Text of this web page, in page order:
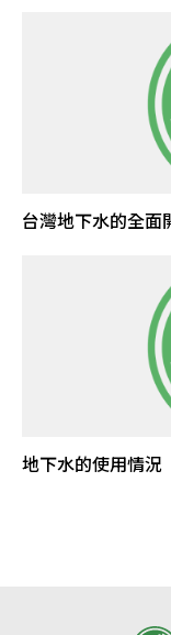
台灣地下水的全面
地下水的使用情況